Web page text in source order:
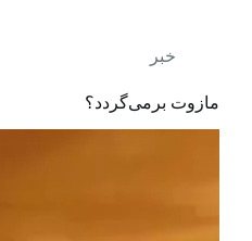
خبر
مازوت برمی‌گردد؟